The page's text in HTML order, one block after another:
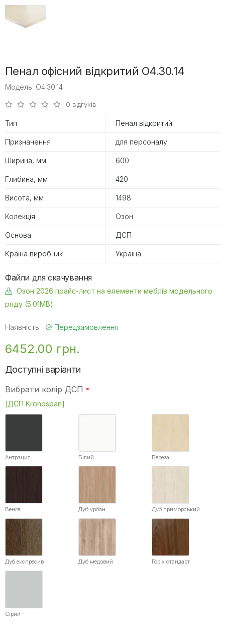
Пенал офісний відкритий O4.30.14
Модель: O4.30.14
0 відгуків
Тип Пенал відкритий
Призначення для персоналу
Ширина, мм 600
Глибина, мм 420
Висота, мм 1498
Колекція Озон
Основа ДСП
Країна виробник Україна
Файли для скачування
Озон 2026 прайс-лист на елементи меблів модельного
ряду (5.01MB)
Наявність: Передзамовлення
6452.00 грн.
Доступні варіанти
Вибрати колір ДСП
[ДСП Kronospan]
Антрацит Білий Береза
Венге Дуб урбан Дуб приморський
Дуб експресив Дуб медовий Горіх стандарт
Сірий